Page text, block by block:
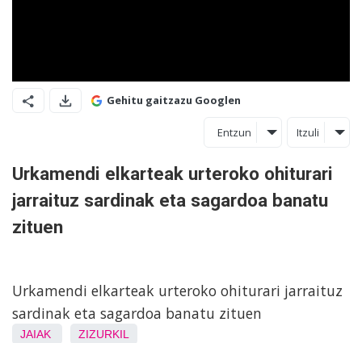
Gehitu gaitzazu Googlen
Entzun Itzuli
Urkamendi elkarteak urteroko ohiturari
jarraituz sardinak eta sagardoa banatu
zituen
Urkamendi elkarteak urteroko ohiturari jarraituz
sardinak eta sagardoa banatu zituen
JAIAK ZIZURKIL